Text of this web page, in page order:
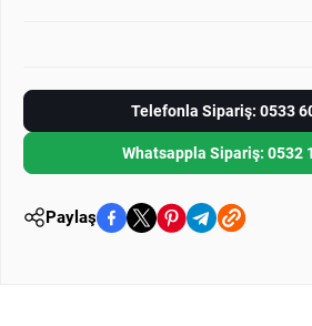
Telefonla Sipariş: 0533
Whatsappla Sipariş: 0532
Paylaş